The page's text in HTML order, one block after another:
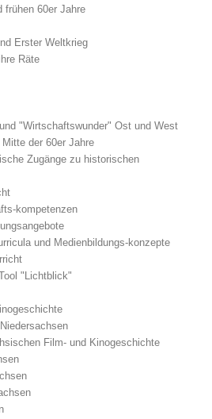
frühen 60er Jahre
Erster Weltkrieg
Räte
"Wirtschaftswunder" Ost und West
der 60er Jahre
Zugänge zu historischen
kompetenzen
und Medienbildungs-konzepte
"Lichtblick"
Film- und Kinogeschichte